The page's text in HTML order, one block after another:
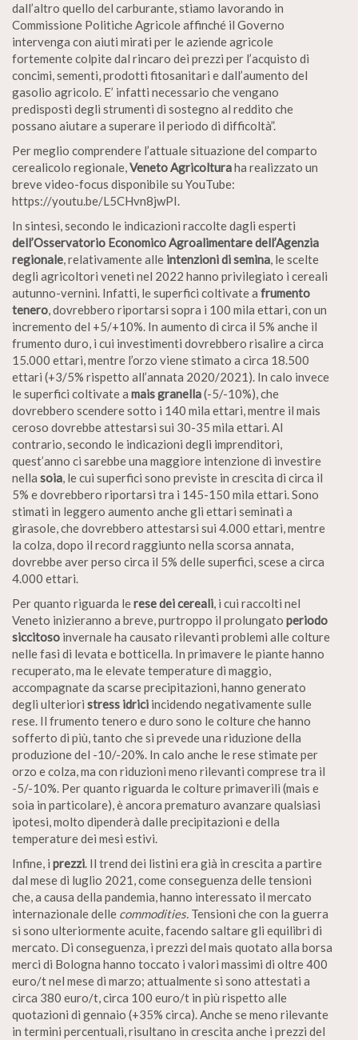
dall’altro quello del carburante, stiamo lavorando in
Commissione Politiche Agricole affinché il Governo
intervenga con aiuti mirati per le aziende agricole
fortemente colpite dal rincaro dei prezzi per l’acquisto di
concimi, sementi, prodotti fitosanitari e dall’aumento del
gasolio agricolo. E’ infatti necessario che vengano
predisposti degli strumenti di sostegno al reddito che
possano aiutare a superare il periodo di difficoltà”.
Per meglio comprendere l’attuale situazione del comparto
cerealicolo regionale,Veneto Agricolturaha realizzato un
breve video-focus disponibile su YouTube:
https://youtu.be/L5CHvn8jwPI.
In sintesi, secondo le indicazioni raccolte dagli esperti
dell’Osservatorio Economico Agroalimentare dell’Agenzia
regionale, relativamente alle intenzioni di semina, le scelte
degli agricoltori veneti nel 2022 hanno privilegiato i cereali
autunno-vernini. Infatti, le superfici coltivate a frumento
tenero, dovrebbero riportarsi sopra i 100 mila ettari, con un
incremento del +5/+10%. In aumento di circa il 5% anche il
frumento duro, i cui investimenti dovrebbero risalire a circa
15.000 ettari, mentre l’orzo viene stimato a circa 18.500
ettari (+3/5% rispetto all’annata 2020/2021). In calo invece
le superfici coltivate a mais granella(-5/-10%), che
dovrebbero scendere sotto i 140 mila ettari, mentre il mais
ceroso dovrebbe attestarsi sui 30-35 mila ettari. Al
contrario, secondo le indicazioni degli imprenditori,
quest’anno ci sarebbe una maggiore intenzione di investire
nella soia, le cui superfici sono previste in crescita di circa il
5% e dovrebbero riportarsi tra i 145-150 mila ettari. Sono
stimati in leggero aumento anche gli ettari seminati a
girasole, che dovrebbero attestarsi sui 4.000 ettari, mentre
la colza, dopo il record raggiunto nella scorsa annata,
dovrebbe aver perso circa il 5% delle superfici, scese a circa
4.000 ettari.
Per quanto riguarda lerese dei cereali, i cui raccolti nel
Veneto inizieranno a breve, purtroppo il prolungato periodo
siccitoso invernale ha causato rilevanti problemi alle colture
nelle fasi di levata e botticella. In primavere le piante hanno
recuperato, ma le elevate temperature di maggio,
accompagnate da scarse precipitazioni, hanno generato
degli ulteriori stress idrici incidendo negativamente sulle
rese. Il frumento tenero e duro sono le colture che hanno
sofferto di più, tanto che si prevede una riduzione della
produzione del -10/-20%. In calo anche le rese stimate per
orzo e colza, ma con riduzioni meno rilevanti comprese tra il
-5/-10%. Per quanto riguarda le colture primaverili (mais e
soia in particolare), è ancora prematuro avanzare qualsiasi
ipotesi, molto dipenderà dalle precipitazioni e della
temperature dei mesi estivi.
Infine, i prezzi. Il trend dei listini era già in crescita a partire
dal mese di luglio 2021, come conseguenza delle tensioni
che, a causa della pandemia, hanno interessato il mercato
internazionale delle commodities. Tensioni che con la guerra
si sono ulteriormente acuite, facendo saltare gli equilibri di
mercato. Di conseguenza, i prezzi del mais quotato alla borsa
merci di Bologna hanno toccato i valori massimi di oltre 400
euro/t nel mese di marzo; attualmente si sono attestati a
circa 380 euro/t, circa 100 euro/t in più rispetto alle
quotazioni di gennaio (+35% circa). Anche se meno rilevante
in termini percentuali, risultano in crescita anche i prezzi del